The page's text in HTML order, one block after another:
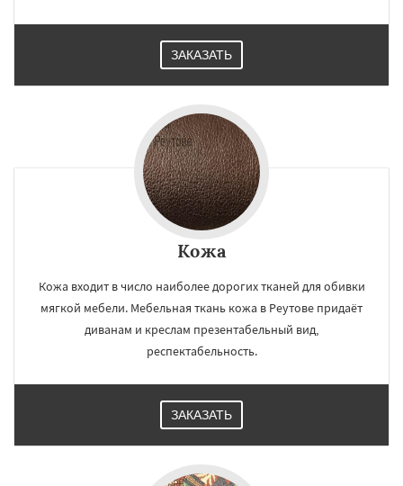
ЗАКАЗАТЬ
Кожа
Кожа входит в число наиболее дорогих тканей для обивки
мягкой мебели. Мебельная ткань кожа в Реутове придаёт
диванам и креслам презентабельный вид,
респектабельность.
ЗАКАЗАТЬ